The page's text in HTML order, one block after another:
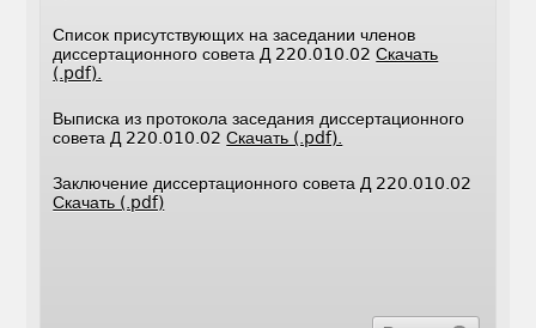
Список присутствующих на заседании членов
диссертационного совета Д 220.010.02Скачать
(.pdf).
Выписка из протокола заседания диссертационного
совета Д 220.010.02Скачать (.pdf).
Заключение диссертационного совета Д 220.010.02
Скачать (.pdf)